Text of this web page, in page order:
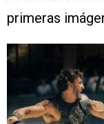
primeras